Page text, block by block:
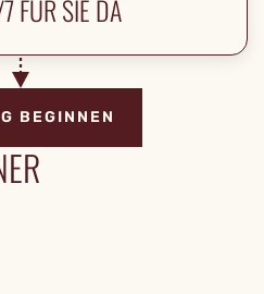
FÜR SIE DA
BEGINNEN